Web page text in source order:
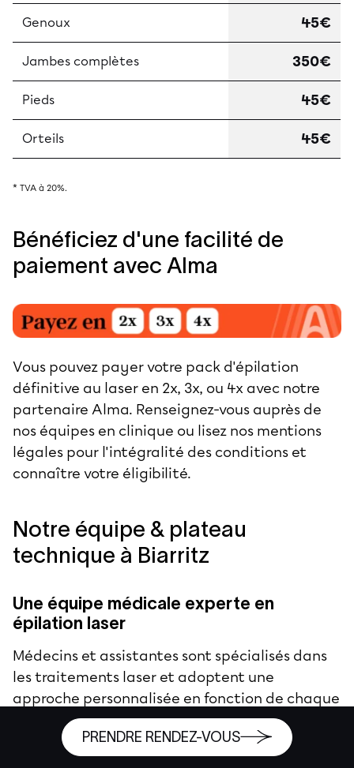
Genoux 45€
Jambes complètes 350€
Pieds 45€
Orteils 45€
* TVA à 20%.
Bénéficiez d'une facilité de
paiement avec Alma
Vous pouvez payer votre pack d'épilation
définitive au laser en 2x, 3x, ou 4x avec notre
partenaire Alma. Renseignez-vous auprès de
nos équipes en clinique ou lisez nos mentions
légales pour l'intégralité des conditions et
connaître votre éligibilité.
Notre équipe & plateau
technique à Biarritz
Une équipe médicale experte en
épilation laser
Médecins et assistantes sont spécialisés dans
les traitements laser et adoptent une
approche personnalisée en fonction de chaque
patient.
PRENDRE RENDEZ-VOUS